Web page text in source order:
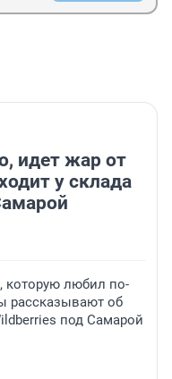
идет жар от
у склада
которую любил по-
рассказывают об
под Самарой